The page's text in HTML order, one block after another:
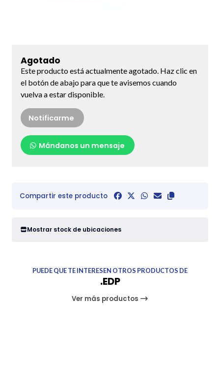
Agotado
Este producto está actualmente agotado. Haz clic en
el botón de abajo para que te avisemos cuando
vuelva a estar disponible.
Notificarme
Mándanos un mensaje
Compartir este producto
Mostrar stock de ubicaciones
PUEDE QUE TE INTERESEN OTROS PRODUCTOS DE
.EDP
Ver más productos